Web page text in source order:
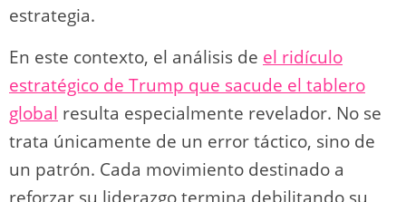
estrategia.
En este contexto, el análisis de el ridículo
estratégico de Trump que sacude el tablero
global resulta especialmente revelador. No se
trata únicamente de un error táctico, sino de
un patrón. Cada movimiento destinado a
reforzar su liderazgo termina debilitando su